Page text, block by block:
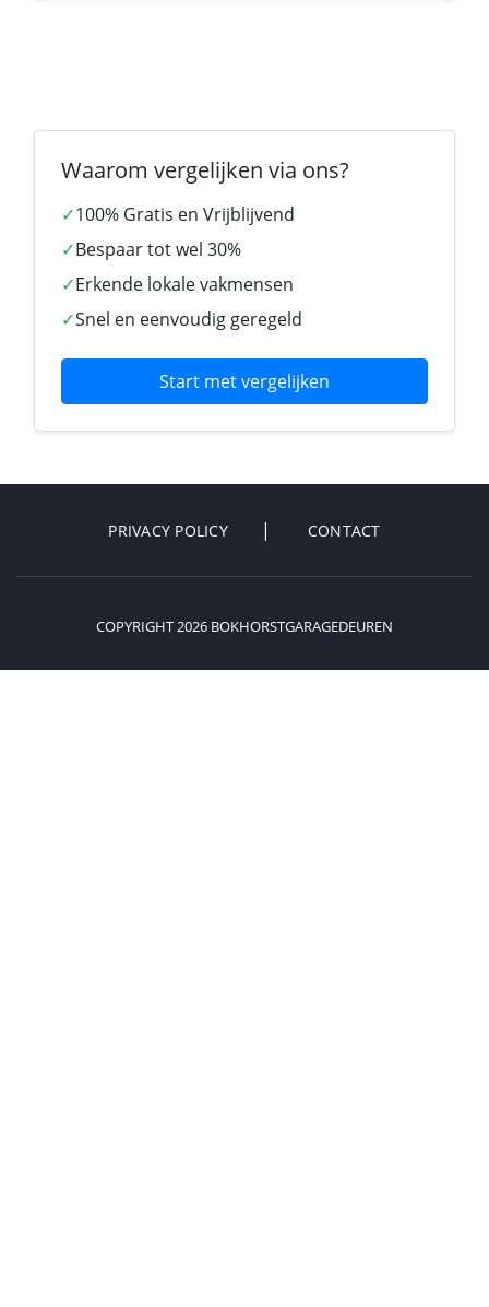
Waarom vergelijken via ons?
✓100% Gratis en Vrijblijvend
✓Bespaar tot wel 30%
✓Erkende lokale vakmensen
✓Snel en eenvoudig geregeld
Start met vergelijken
PRIVACY POLICY CONTACT
COPYRIGHT 2026 BOKHORSTGARAGEDEUREN